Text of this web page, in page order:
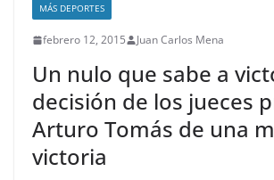
MÁS DEPORTES
febrero 12, 2015 Juan Carlos Mena
Un nulo que sabe a
decisión de los jueces
Arturo Tomás de una
victoria